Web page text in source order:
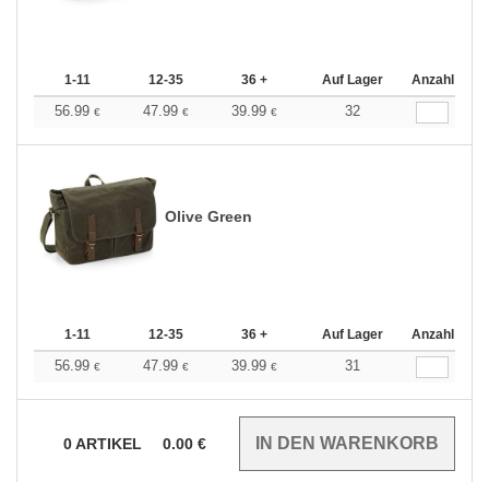
1-11 12-35 36 + Auf Lager Anzahl
56.99 € 47.99 € 39.99 € 32
Olive Green
1-11 12-35 36 + Auf Lager Anzahl
56.99 € 47.99 € 39.99 € 31
0ARTIKEL 0.00 €